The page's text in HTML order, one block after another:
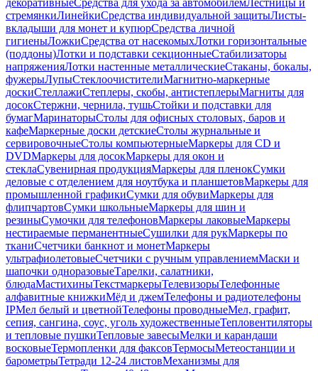
декоративныеСредства для ухода за автомобилемЛестницы и
стремянкиЛинейкиСредства индивидуальной защитыЛисты-
вкладыши для монет и купюрСредства личной
гигиеныЛожкиСредства от насекомыхЛотки горизонтальные
(поддоны)Лотки и подставки секционныеСтабилизаторы
напряженияЛотки настенные металлическиеСтаканы, бокалы,
фужерыЛупыСтеклоочистителиМагнитно-маркерные
доскиСтеллажиСтеплеры, скобы, антистеплерыМагниты для
досокСтержни, чернила, тушьСтойки и подставки для
бумагМаринаторыСтолы для офисных столовых, баров и
кафеМаркерные доски детскиеСтолы журнальные и
сервировочныеСтолы компьютерныеМаркеры для CD и
DVDМаркеры для досокМаркеры для окон и
стеклаСувенирная продукцияМаркеры для пленокСумки
деловые с отделением для ноутбука и планшетовМаркеры для
промышленной графикиСумки для обувиМаркеры для
флипчартовСумки школьныеМаркеры для шин и
резиныСумочки для телефоновМаркеры лаковыеМаркеры
нестираемые перманентныеСушилки для рукМаркеры по
тканиСчетчики банкнот и монетМаркеры
ультрафиолетовыеСчетчики с ручным управлениемМаски и
шапочки одноразовыеТарелки, салатники,
блюдаМастихиныТекстмаркерыТелевизорыТелефонные
алфавитные книжкиМёд и джемТелефоны и радиотелефоны
IPМел белый и цветнойТелефоны проводныеМел, графит,
сепия, сангина, соус, уголь художественныеТепловентиляторы
и тепловые пушкиТепловые завесыМелки и карандаши
восковыеТермопленки для факсовТермосыМетеостанции и
барометрыТетради 12-24 листовМеханизмы для